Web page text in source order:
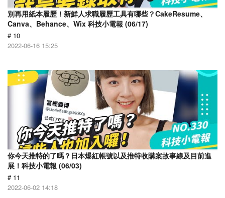
別再用紙本履歷！新鮮人求職履歷工具有哪些？CakeResume、
Canva、Behance、Wix 科技小電報 (06/17)
# 10
2022-06-16 15:25
你今天推特的了嗎？日本爆紅帳號以及推特收購案故事線及目前進
展！科技小電報 (06/03)
# 11
2022-06-02 14:18